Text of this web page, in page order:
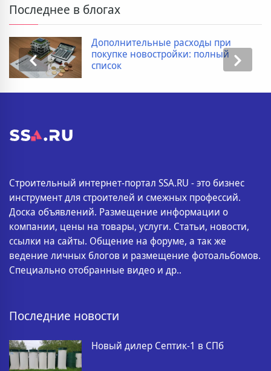
Последнее в блогах
Дополнительные расходы при
покупке новостройки: полный
список
Строительный интернет-портал SSA.RU - это бизнес
инструмент для строителей и смежных профессий.
Доска объявлений. Размещение информации о
компании, цены на товары, услуги. Статьи, новости,
ссылки на сайты. Общение на форуме, а так же
ведение личных блогов и размещение фотоальбомов.
Специально отобранные видео и др..
Последние новости
Новый дилер Септик-1 в СПб